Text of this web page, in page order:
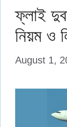
ফ্লাই
নিয়ম ও
August 1,